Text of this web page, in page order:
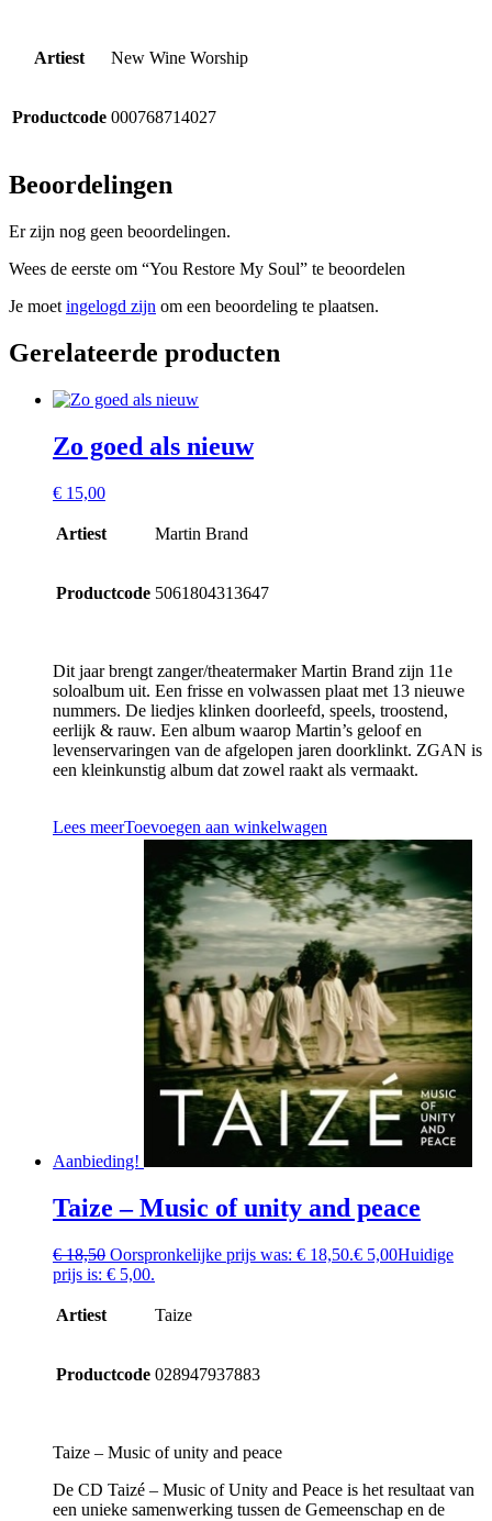
Artiest New Wine Worship
Productcode 000768714027
Beoordelingen
Er zijn nog geen beoordelingen.
Wees de eerste om “You Restore My Soul” te beoordelen
Je moet ingelogd zijn om een beoordeling te plaatsen.
Gerelateerde producten
Zo goed als nieuw
€ 15,00
Artiest Martin Brand
Productcode 5061804313647
Dit jaar brengt zanger/theatermaker Martin Brand zijn 11e
soloalbum uit. Een frisse en volwassen plaat met 13 nieuwe
nummers. De liedjes klinken doorleefd, speels, troostend,
eerlijk & rauw. Een album waarop Martin’s geloof en
levenservaringen van de afgelopen jaren doorklinkt. ZGAN is
een kleinkunstig album dat zowel raakt als vermaakt.
Lees meerToevoegen aan winkelwagen
Aanbieding!
Taize – Music of unity and peace
€18,50 Oorspronkelijke prijs was: € 18,50.€ 5,00Huidige
prijs is: € 5,00.
Artiest Taize
Productcode 028947937883
Taize – Music of unity and peace
De CD Taizé – Music of Unity and Peace is het resultaat van
een unieke samenwerking tussen de Gemeenschap en de